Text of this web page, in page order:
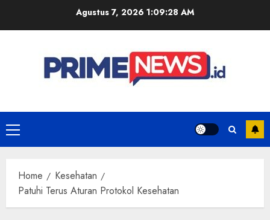
Agustus 7, 2026 1:09:28 AM
Primary
Menu
Home
Kesehatan
Patuhi Terus Aturan Protokol Kesehatan